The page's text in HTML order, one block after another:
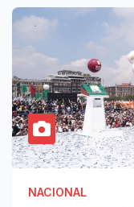
NACIONAL